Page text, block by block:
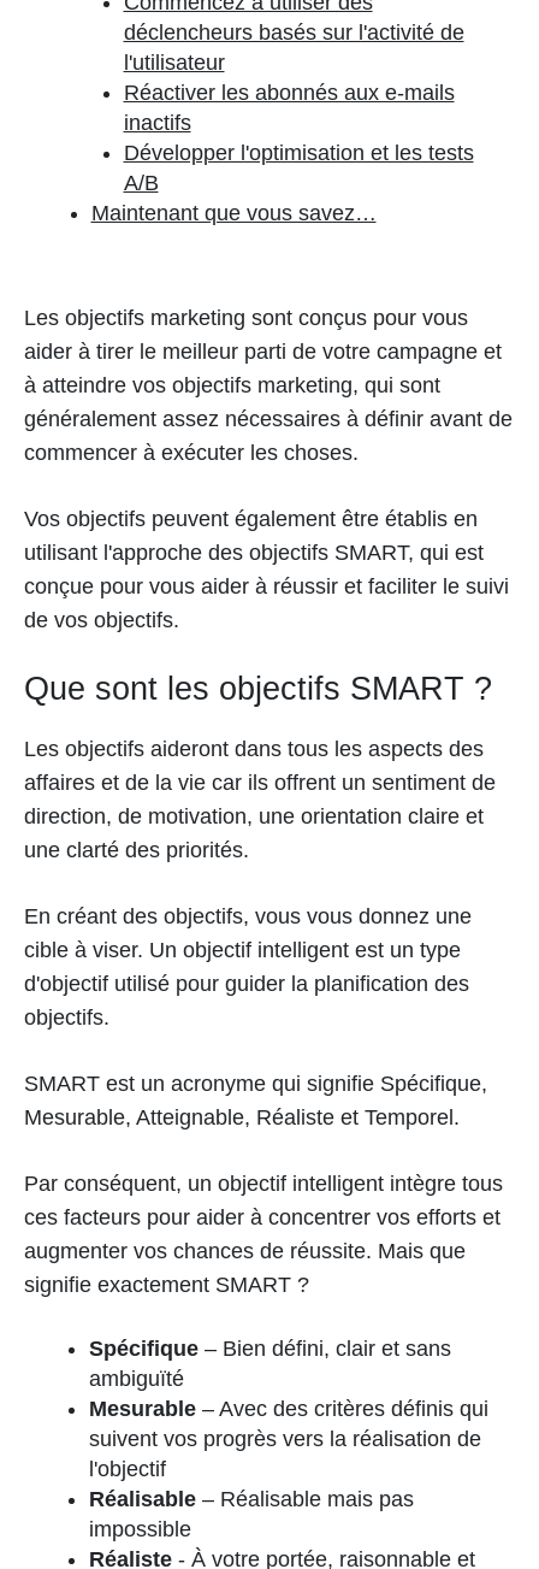
déclencheurs basés sur l'activité de
l'utilisateur
Réactiver les abonnés aux e-mails
inactifs
Développer l'optimisation et les tests
A/B
Maintenant que vous savez…
Les objectifs marketing sont conçus pour vous
aider à tirer le meilleur parti de votre campagne et
à atteindre vos objectifs marketing, qui sont
généralement assez nécessaires à définir avant de
commencer à exécuter les choses.
Vos objectifs peuvent également être établis en
utilisant l'approche des objectifs SMART, qui est
conçue pour vous aider à réussir et faciliter le suivi
de vos objectifs.
Que sont les objectifs SMART ?
Les objectifs aideront dans tous les aspects des
affaires et de la vie car ils offrent un sentiment de
direction, de motivation, une orientation claire et
une clarté des priorités.
En créant des objectifs, vous vous donnez une
cible à viser. Un objectif intelligent est un type
d'objectif utilisé pour guider la planification des
objectifs.
SMART est un acronyme qui signifie Spécifique,
Mesurable, Atteignable, Réaliste et Temporel.
Par conséquent, un objectif intelligent intègre tous
ces facteurs pour aider à concentrer vos efforts et
augmenter vos chances de réussite. Mais que
signifie exactement SMART ?
Spécifique – Bien défini, clair et sans
ambiguïté
Mesurable – Avec des critères définis qui
suivent vos progrès vers la réalisation de
l'objectif
Réalisable – Réalisable mais pas
impossible
Réaliste - À votre portée, raisonnable et